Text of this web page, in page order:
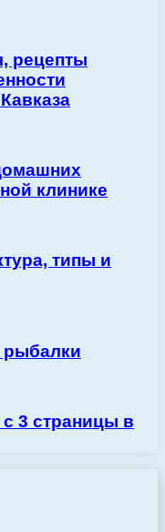
рецепты
клинике
типы и
рыбалки
3 страницы в